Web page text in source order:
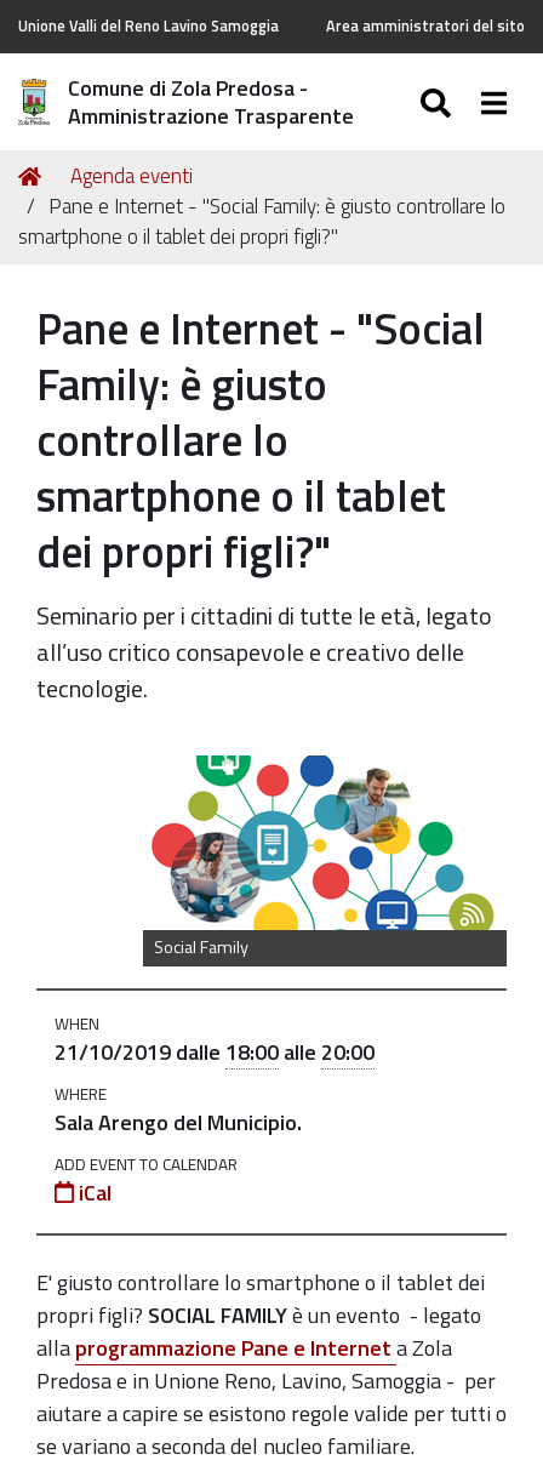
Unione Valli del Reno Lavino Samoggia Area amministratori del sito
Comune di Zola Predosa -
Amministrazione Trasparente
Tu
sei
qui:
Home
Agenda eventi
Pane e Internet - "Social Family: è giusto controllare lo
smartphone o il tablet dei propri figli?"
Pane e Internet - "Social
Family: è giusto
controllare lo
smartphone o il tablet
dei propri figli?"
Seminario per i cittadini di tutte le età, legato
all’uso critico consapevole e creativo delle
tecnologie.
Social Family
https://old.comune.zolapredosa.bo.it/events/pane-
controllare-
lo-
smartphone-
tablet-
dei-
propri-
Pane
e
Internet
"Social
WHEN
21/10/2019dalle 18:00alle 20:00
WHERE
Sala Arengo del Municipio.
ADD EVENT TO CALENDAR
iCal
E' giusto controllare lo smartphone o il tablet dei
propri figli? SOCIAL FAMILYè un evento - legato
allaprogrammazione Pane e Interneta Zola
Predosa e in Unione Reno, Lavino, Samoggia - per
aiutare a capire se esistono regole valide per tutti o
se variano a seconda del nucleo familiare.